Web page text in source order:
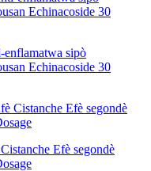
enflamatwa sipò
Echinacoside 30
Efè segondè